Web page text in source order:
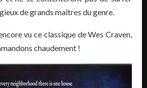
de grands maîtres du genre.
vu ce classique de Wes Craven,
chaudement !